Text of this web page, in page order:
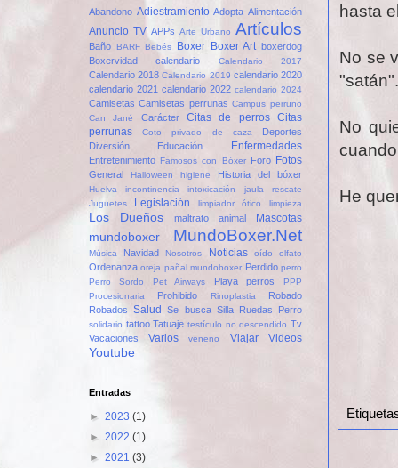
hasta
No se
"satán".
No
He
Abandono Adiestramiento Adopta Alimentación
Anuncio TV APPs Arte Urbano Artículos
Baño BARF Bebés Boxer Boxer Art boxerdog
Boxervidad
calendario Calendario 2017
Calendario 2018 Calendario 2019 calendario 2020
calendario 2021 calendario 2022 calendario 2024
Camisetas Camisetas perrunas Campus perruno
Can Jané
Carácter Citas de perros Citas
perrunas
Coto privado de caza
Deportes
Diversión
Educación Enfermedades
Entretenimiento Famosos con Bóxer Foro Fotos
General Halloween higiene Historia del bóxer
Huelva incontinencia intoxicación
jaula rescate
Juguetes
Legislación limpiador ótico limpieza
Los Dueños maltrato animal Mascotas
mundoboxer MundoBoxer.Net
Música Navidad Nosotros Noticias oído olfato
Ordenanza oreja pañal mundoboxer Perdido perro
Perro Sordo
Pet Airways Playa perros
PPP
Procesionaria
Prohibido Rinoplastia
Robado
Robados Salud Se busca Silla Ruedas Perro
solidario tattoo Tatuaje testículo no descendido Tv
Vacaciones
Varios veneno Viajar Videos
Youtube
Entradas
► 2023 (1)
► 2022 (1)
► 2021 (3)